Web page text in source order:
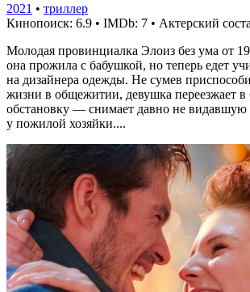
2021 • триллер
Кинопоиск: 6.9 • IMDb: 7 • Актерский
Молодая провинциалка Элоиз без ума от
она прожила с бабушкой, но теперь едет
на дизайнера одежды. Не сумев
жизни в общежитии, девушка переезжает
обстановку — снимает давно не видавшую
у пожилой хозяйки....